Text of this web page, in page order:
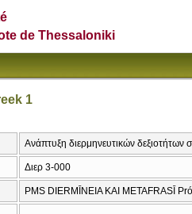
de Thessaloniki
1
Ανάπτυξη διερμηνευτικών
Διερ 3-000
PMS DIERMĪNEIA KAI METAFRASĪ